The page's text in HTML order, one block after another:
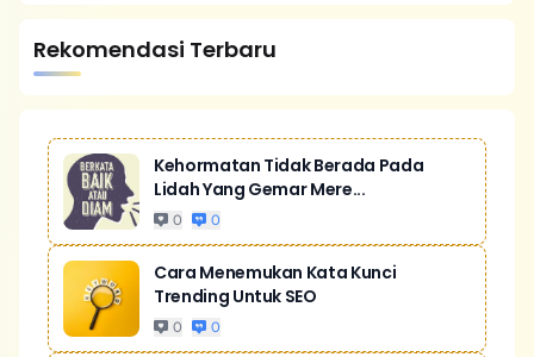
Rekomendasi Terbaru
Kehormatan Tidak Berada Pada
Lidah Yang Gemar Mere...
0 0
Cara Menemukan Kata Kunci
Trending Untuk SEO
0 0